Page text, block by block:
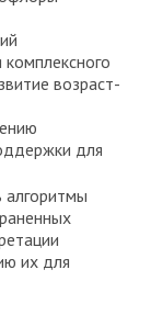
комплексного
возраст-
для
алгоритмы
их для